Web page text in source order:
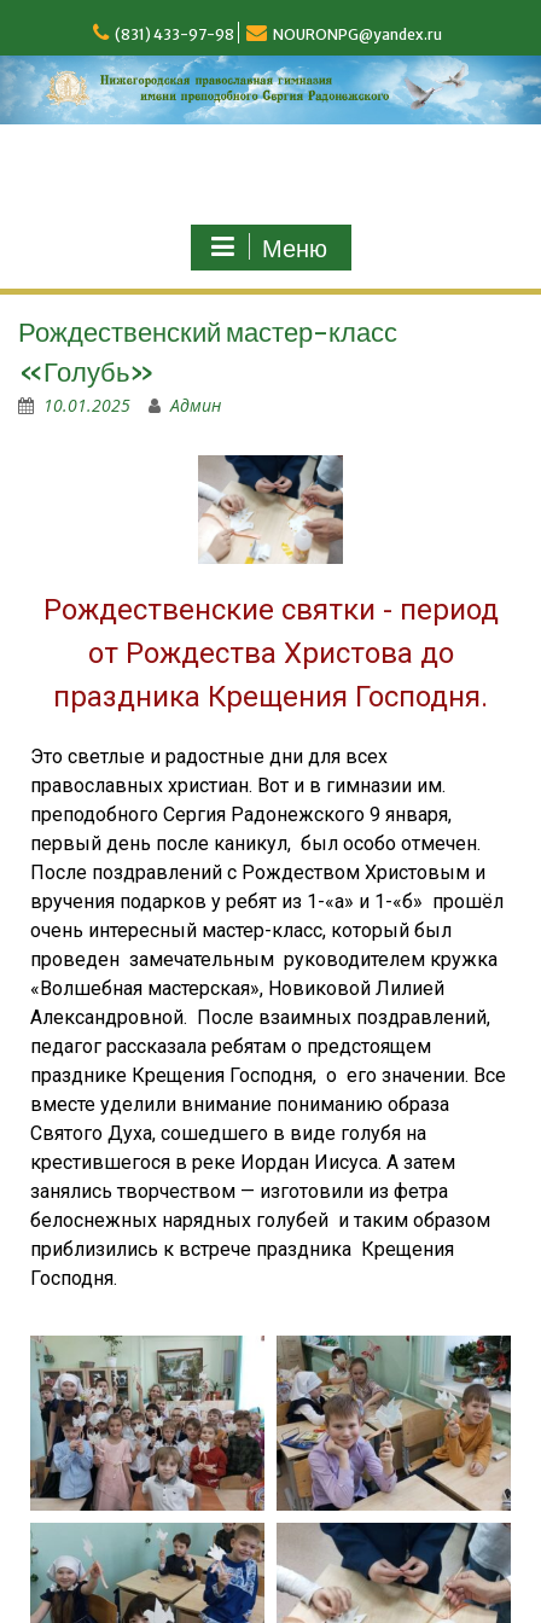
(831) 433-97-98 NOURONPG@yandex.ru
Меню
Рождественский мастер-класс
«Голубь»
10.01.2025 Админ
Рождественские святки - период
от Рождества Христова до
праздника Крещения Господня.
Это светлые и радостные дни для всех
православных христиан. Вот и в гимназии им.
преподобного Сергия Радонежского 9 января,
первый день после каникул, был особо отмечен.
После поздравлений с Рождеством Христовым и
вручения подарков у ребят из 1-«а» и 1-«б» прошёл
очень интересный мастер-класс, который был
проведен замечательным руководителем кружка
«Волшебная мастерская», Новиковой Лилией
Александровной. После взаимных поздравлений,
педагог рассказала ребятам о предстоящем
празднике Крещения Господня, о его значении. Все
вместе уделили внимание пониманию образа
Святого Духа, сошедшего в виде голубя на
крестившегося в реке Иордан Иисуса. А затем
занялись творчеством — изготовили из фетра
белоснежных нарядных голубей и таким образом
приблизились к встрече праздника Крещения
Господня.